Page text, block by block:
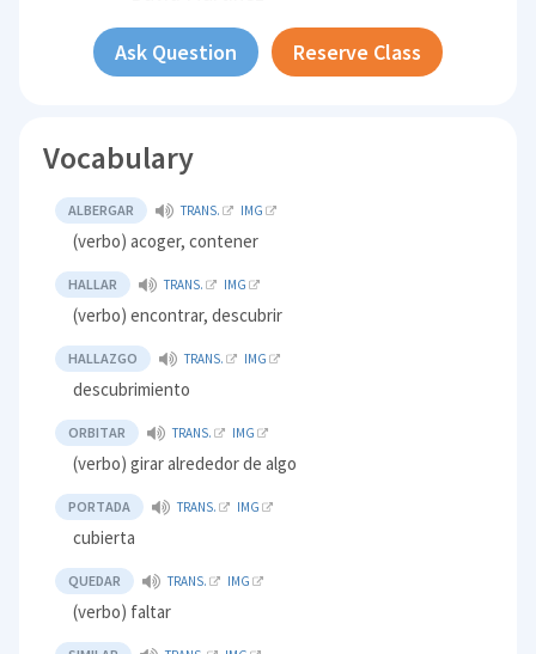
Ask Question Reserve Class
Vocabulary
ALBERGAR TRANS. IMG
(verbo) acoger, contener
HALLAR TRANS. IMG
(verbo) encontrar, descubrir
HALLAZGO TRANS. IMG
descubrimiento
ORBITAR TRANS. IMG
(verbo) girar alrededor de algo
PORTADA TRANS. IMG
cubierta
QUEDAR TRANS. IMG
(verbo) faltar